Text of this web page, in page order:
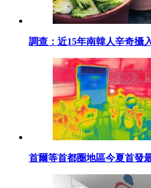
調查：近15年南韓人辛奇攝
首爾等首都圈地區今夏首發